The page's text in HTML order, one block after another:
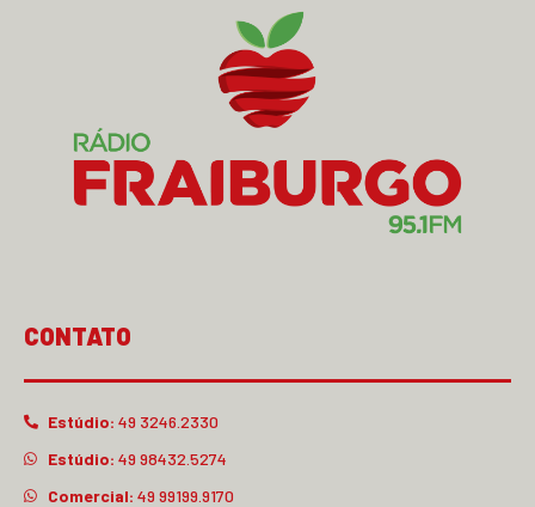
CONTATO
Estúdio: 49 3246.2330
Estúdio: 49 98432.5274
Comercial: 49 99199.9170